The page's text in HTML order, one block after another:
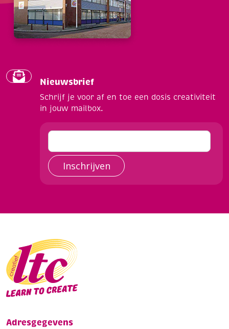
Nieuwsbrief
Schrijf je voor af en toe een dosis creativiteit
in jouw mailbox.
Inschrijven
Adresgegevens